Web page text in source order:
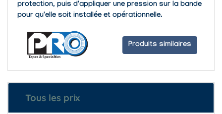
protection, puis d'appliquer une pression sur la bande
pour qu'elle soit installée et opérationnelle.
Produits similaires
Tous les prix